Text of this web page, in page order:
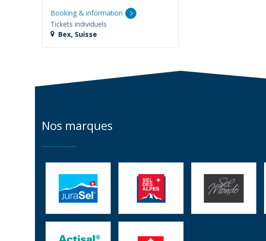
Booking & information
Tickets individuels
Bex, Suisse
Nos marques